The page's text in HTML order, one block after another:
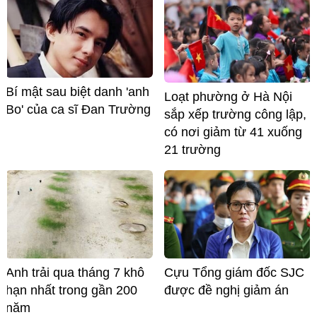
Bí mật sau biệt danh 'anh
Bo' của ca sĩ Đan Trường
Loạt phường ở Hà Nội
sắp xếp trường công lập,
có nơi giảm từ 41 xuống
21 trường
Anh trải qua tháng 7 khô
hạn nhất trong gần 200
năm
Cựu Tổng giám đốc SJC
được đề nghị giảm án